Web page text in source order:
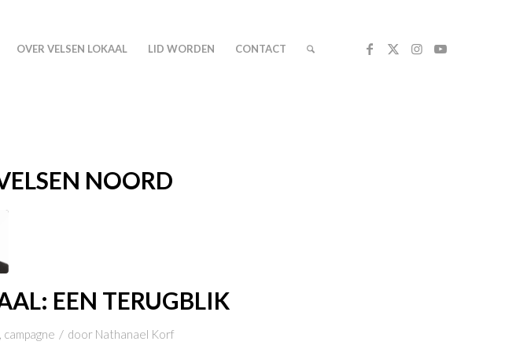
OVER VELSEN LOKAAL LID WORDEN CONTACT
NOORD
EEN TERUGBLIK
, campagne / door Nathanael Korf